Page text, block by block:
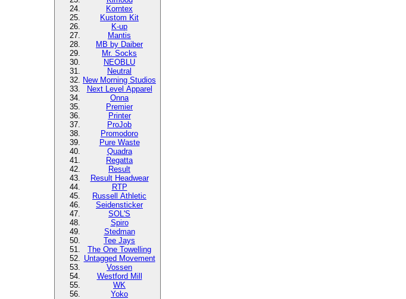
Korntex
Kustom Kit
K-up
Mantis
MB by Daiber
Mr. Socks
NEOBLU
Neutral
New Morning Studios
Next Level Apparel
Onna
Premier
Printer
ProJob
Promodoro
Pure Waste
Quadra
Regatta
Result
Result Headwear
RTP
Russell Athletic
Seidensticker
SOL'S
Spiro
Stedman
Tee Jays
The One Towelling
Untagged Movement
Vossen
Westford Mill
WK
Yoko